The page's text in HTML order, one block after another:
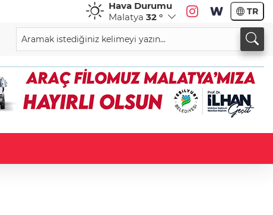
Hava Durumu
Malatya 32 ° TR